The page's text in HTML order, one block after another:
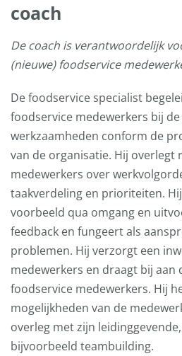
coach
De coach is verantwoordelijk
(nieuwe) foodservice
De foodservice specialist
foodservice medewerkers bij
werkzaamheden conform de
van de organisatie. Hij overlegt
medewerkers over
taakverdeling en prioriteiten.
voorbeeld qua omgang en
feedback en fungeert als
problemen. Hij verzorgt een
medewerkers en draagt bij aan
foodservice medewerkers. Hij
mogelijkheden van de
overleg met zijn
bijvoorbeeld teambuilding.